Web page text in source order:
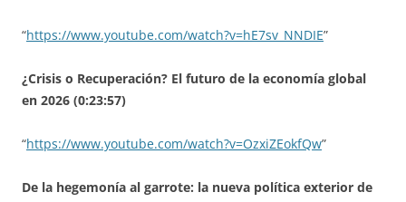
“https://www.youtube.com/watch?v=hE7sv_NNDIE”
¿Crisis o Recuperación? El futuro de la economía global
en 2026 (0:23:57)
“https://www.youtube.com/watch?v=OzxiZEokfQw”
De la hegemonía al garrote: la nueva política exterior de